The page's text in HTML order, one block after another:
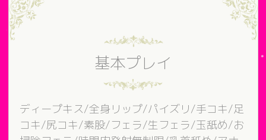
基本プレイ
ディープキス/全身リップ/パイズリ/手コキ/足
コキ/尻コキ/素股/フェラ/生フェラ/玉舐め/お